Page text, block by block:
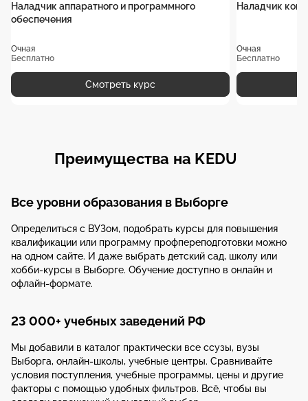
Наладчик аппаратного и программного
обеспечения
Очная
Бесплатно
Смотреть курс
Наладчик
Очная
Бесплатно
Преимущества на KEDU
Все уровни образования в Выборге
Определиться с ВУЗом, подобрать курсы для повышения
квалификации или программу профпереподготовки можно
на одном сайте. И даже выбрать детский сад, школу или
хобби-курсы в Выборге. Обучение доступно в онлайн и
офлайн-формате.
23 000+ учебных заведений РФ
Мы добавили в каталог практически все ссузы, вузы
Выборга, онлайн-школы, учебные центры. Сравнивайте
условия поступления, учебные программы, цены и другие
факторы с помощью удобных фильтров. Всё, чтобы вы